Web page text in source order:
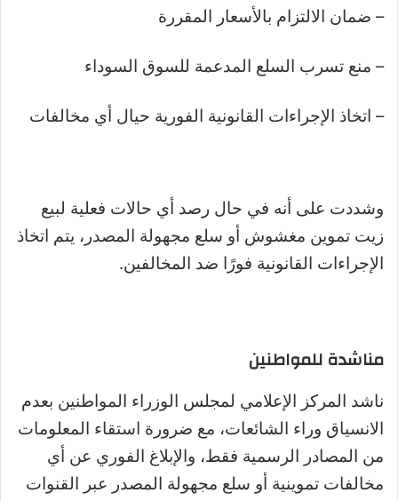
– ضمان الالتزام بالأسعار المقررة
– منع تسرب السلع المدعمة للسوق السوداء
– اتخاذ الإجراءات القانونية الفورية حيال أي مخالفات
وشددت على أنه في حال رصد أي حالات فعلية لبيع
زيت تموين مغشوش أو سلع مجهولة المصدر، يتم اتخاذ
الإجراءات القانونية فورًا ضد المخالفين.
مناشدة للمواطنين
ناشد المركز الإعلامي لمجلس الوزراء المواطنين بعدم
الانسياق وراء الشائعات، مع ضرورة استقاء المعلومات
من المصادر الرسمية فقط، والإبلاغ الفوري عن أي
مخالفات تموينية أو سلع مجهولة المصدر عبر القنوات